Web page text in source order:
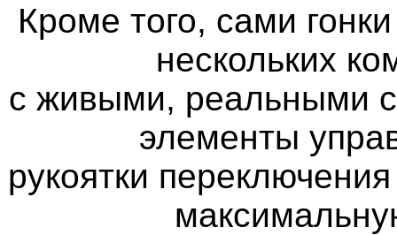
Кроме того, сами
нескольких
с живыми, реальными
элементы
рукоятки